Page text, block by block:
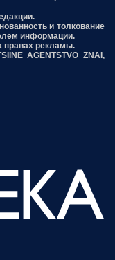
и толкование
информации.
правах рекламы.
AGENTSTVO ZNAI,